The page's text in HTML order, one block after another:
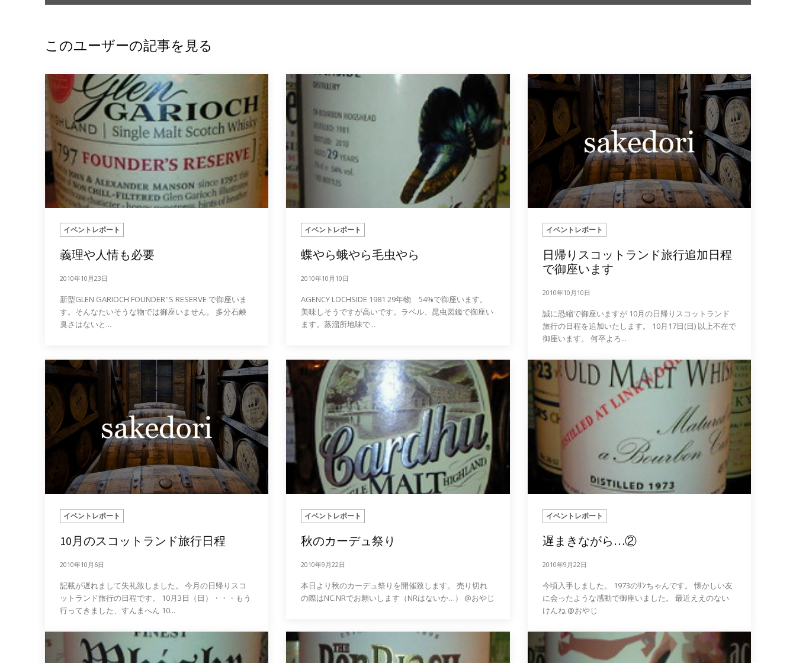
このユーザーの記事を見る
イベントレポート
義理や人情も必要
2010年10月23日
新型GLEN GARIOCH FOUNDER''S RESERVE で御座いま
す。そんなたいそうな物では御座いません。 多分石鹸
臭さはないと...
イベントレポート
蝶やら蛾やら毛虫やら
2010年10月10日
AGENCY LOCHSIDE 1981 29年物 54%で御座います。
美味しそうですが高いです。ラベル、昆虫図鑑で御座い
ます。蒸溜所地味で...
イベントレポート
日帰りスコットランド旅行追加日程
で御座います
2010年10月10日
誠に恐縮で御座いますが 10月の日帰りスコットランド
旅行の日程を追加いたします。 10月17日(日) 以上不在で
御座います。 何卒よろ...
イベントレポート
10月のスコットランド旅行日程
2010年10月6日
記載が遅れまして失礼致しました。 今月の日帰りスコ
ットランド旅行の日程です。 10月3日（日）・・・もう
行ってきました、すんまへん 10...
イベントレポート
秋のカーデュ祭り
2010年9月22日
本日より秋のカーデュ祭りを開催致します。 売り切れ
の際はNC.NRでお願いします（NRはないか…） @おやじ
イベントレポート
遅まきながら…②
2010年9月22日
今頃入手しました。 1973のﾘﾝちゃんです。 懐かしい友
に会ったような感動で御座いました。 最近ええのない
けんね @おやじ